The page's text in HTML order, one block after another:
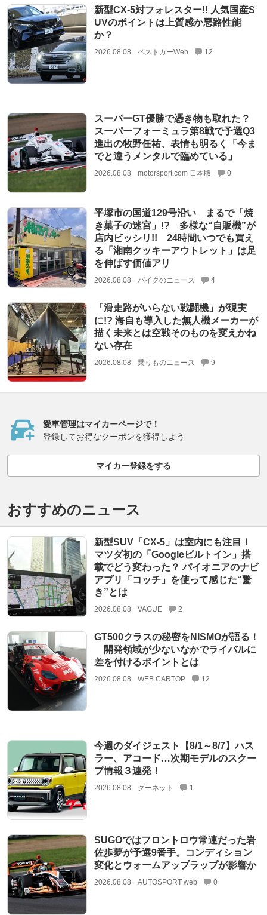
新型CX-5対フォレスター!! 人気国産S
UVのポイントは上質感か悪路性能
か？
2026.08.08 ベストカーWeb 12
スーパーGT優勝で憑き物も取れた？
スーパーフォーミュラ第8戦で予選Q3
進出の牧野任祐、表情も明るく「今ま
でと違うメンタルで臨めている」
2026.08.08 motorsport.com 日本版 0
平塚市の国道129号沿い まるで「焼
き菓子の迷宮」!? 多様な“自販機”が
店内ビッシリ!! 24時間いつでも買え
る「湘南クッキーアウトレット」は足
を伸ばす価値アリ
2026.08.08 バイクのニュース 4
「滑走路がいらない戦闘機」が現実
に!? 海自も導入した無人機メーカーが
描く未来とは空戦そのものを変えかね
ない存在
2026.08.08 乗りものニュース 9
愛車管理はマイカーページで！
登録してお得なクーポンを獲得しよう
マイカー登録をする
おすすめのニュース
新型SUV「CX-5」は室内にも注目！
マツダ初の「Googleビルトイン」搭
載でどう変わった？ パイオニアのナビ
アプリ「コッチ」を使って感じた“驚
き”とは
2026.08.08 VAGUE 2
GT500クラスの秘密をNISMOが語る！
開発領域が少ないなかでライバルに
差を付けるポイントとは
2026.08.08 WEB CARTOP 12
今週のダイジェスト【8/1～8/7】ハス
ラー、アコード…次期モデルのスクー
プ情報３連発！
2026.08.08 グーネット 1
SUGOではフロントロウ常連だった岩
佐歩夢が予選9番手。コンディション
変化とウォームアップラップが影響か
2026.08.08 AUTOSPORT web 0